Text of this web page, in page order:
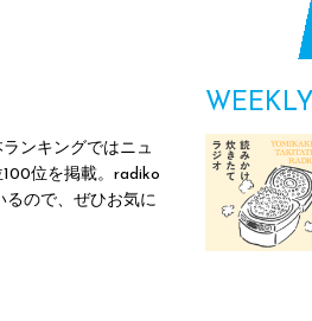
ンキングではニュ
位を掲載。radiko
るので、ぜひお気に
- シロとソイ
それぞれ異なる経験を積
生活のリアルや価値観の
まった等身大のトークが